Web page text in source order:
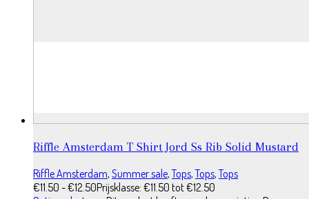
Riffle Amsterdam T Shirt Jord Ss Rib Solid Mustard
Riffle Amsterdam, Summer sale,Tops,Tops,Tops
€11.50 -€12.50Prijsklasse: €11.50 tot €12.50